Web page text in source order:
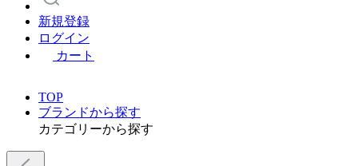
新規登録
ログイン
カート
TOP
ブランドから探す
カテゴリーから探す